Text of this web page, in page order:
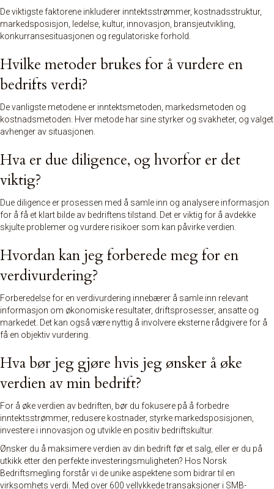
De viktigste faktorene inkluderer inntektsstrømmer, kostnadsstruktur,
markedsposisjon, ledelse, kultur, innovasjon, bransjeutvikling,
konkurransesituasjonen og regulatoriske forhold.
Hvilke metoder brukes for å vurdere en
bedrifts verdi?
De vanligste metodene er inntektsmetoden, markedsmetoden og
kostnadsmetoden. Hver metode har sine styrker og svakheter, og valget
avhenger av situasjonen.
Hva er due diligence, og hvorfor er det
viktig?
Due diligence er prosessen med å samle inn og analysere informasjon
for å få et klart bilde av bedriftens tilstand. Det er viktig for å avdekke
skjulte problemer og vurdere risikoer som kan påvirke verdien.
Hvordan kan jeg forberede meg for en
verdivurdering?
Forberedelse for en verdivurdering innebærer å samle inn relevant
informasjon om økonomiske resultater, driftsprosesser, ansatte og
markedet. Det kan også være nyttig å involvere eksterne rådgivere for å
få en objektiv vurdering.
Hva bør jeg gjøre hvis jeg ønsker å øke
verdien av min bedrift?
For å øke verdien av bedriften, bør du fokusere på å forbedre
inntektsstrømmer, redusere kostnader, styrke markedsposisjonen,
investere i innovasjon og utvikle en positiv bedriftskultur.
Ønsker du å maksimere verdien av din bedrift før et salg, eller er du på
utkikk etter den perfekte investeringsmuligheten? Hos Norsk
Bedriftsmegling forstår vi de unike aspektene som bidrar til en
virksomhets verdi. Med over 600 vellykkede transaksjoner i SMB-